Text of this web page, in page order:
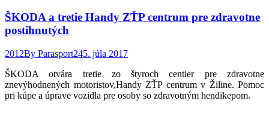
ŠKODA a tretie Handy ZŤP centrum pre zdravotne
postihnutých
2012By Parasport245. júla 2017
ŠKODA otvára tretie zo štyroch centier pre zdravotne
znevýhodnených motoristov,Handy ZŤP centrum v Žiline. Pomoc
pri kúpe a úprave vozidla pre osoby so zdravotným hendikepom.